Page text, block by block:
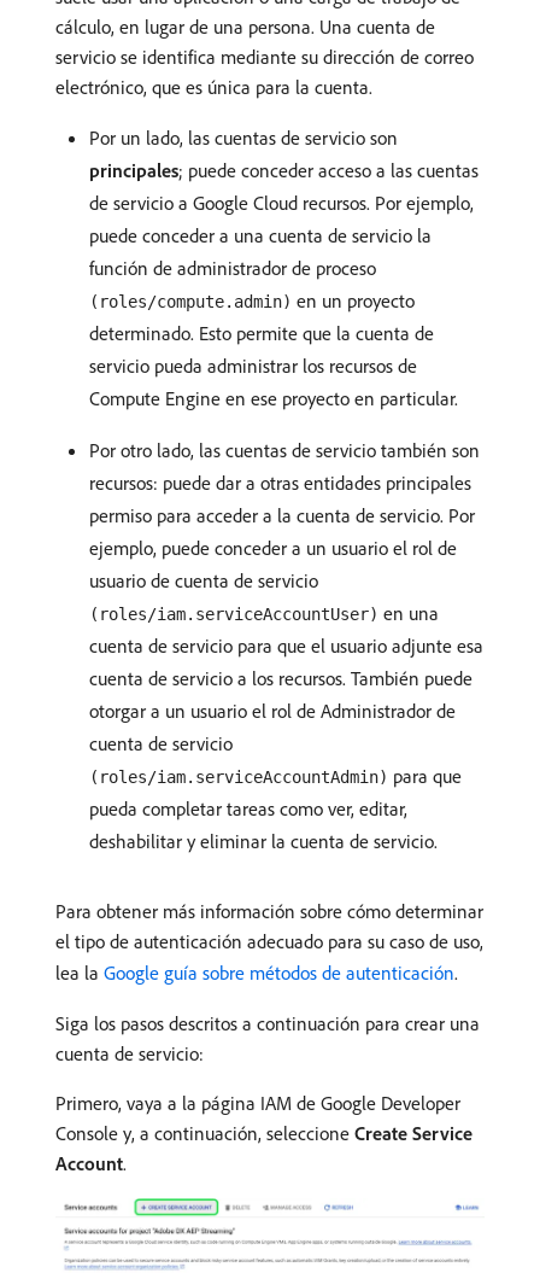
cálculo, en lugar de una persona. Una cuenta de
servicio se identifica mediante su dirección de correo
electrónico, que es única para la cuenta.
Por un lado, las cuentas de servicio son
principales; puede conceder acceso a las cuentas
de servicio a Google Cloud recursos. Por ejemplo,
puede conceder a una cuenta de servicio la
función de administrador de proceso
(roles/compute.admin) en un proyecto
determinado. Esto permite que la cuenta de
servicio pueda administrar los recursos de
Compute Engine en ese proyecto en particular.
Por otro lado, las cuentas de servicio también son
recursos: puede dar a otras entidades principales
permiso para acceder a la cuenta de servicio. Por
ejemplo, puede conceder a un usuario el rol de
usuario de cuenta de servicio
(roles/iam.serviceAccountUser) en una
cuenta de servicio para que el usuario adjunte esa
cuenta de servicio a los recursos. También puede
otorgar a un usuario el rol de Administrador de
cuenta de servicio
(roles/iam.serviceAccountAdmin) para que
pueda completar tareas como ver, editar,
deshabilitar y eliminar la cuenta de servicio.
Para obtener más información sobre cómo determinar
el tipo de autenticación adecuado para su caso de uso,
lea la Google guía sobre métodos de autenticación.
Siga los pasos descritos a continuación para crear una
cuenta de servicio:
Primero, vaya a la página IAM de Google Developer
Console y, a continuación, seleccione Create Service
Account.